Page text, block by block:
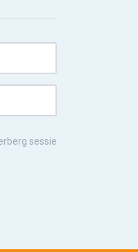
sessie